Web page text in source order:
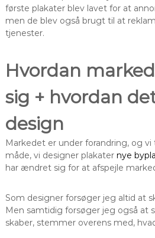
første plakater blev lavet for at
men de blev også brugt til at
tjenester.
Hvordan
sig + hvordan
design
Markedet er under forandring, og vi
måde, vi designer plakater nye
har ændret sig for at afspejle
Som designer forsøger jeg altid at
Men samtidig forsøger jeg også at
skaber, stemmer overens med,